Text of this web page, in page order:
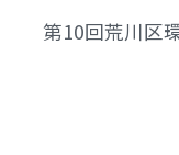
第10回荒川区